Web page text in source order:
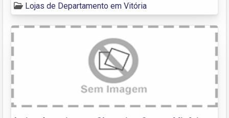
Lojas de Departamento em Vitória